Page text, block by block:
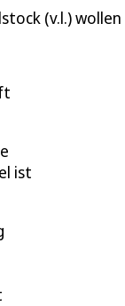
(v.l.)
ist